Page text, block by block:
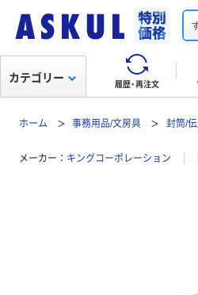
履歴・再注文
カテゴリー
ホーム 事務用品/文房具 封筒/
メーカー キングコーポレーション